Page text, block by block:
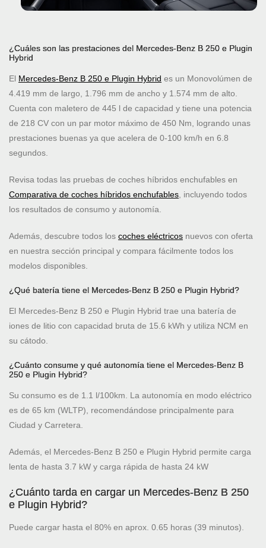
¿Cuáles son las prestaciones del Mercedes-Benz B 250 e Plugin
Hybrid
El Mercedes-Benz B 250 e Plugin Hybrid es un Monovolúmen de
4.419 mm de largo, 1.796 mm de ancho y 1.574 mm de alto.
Cuenta con maletero de 445 l de capacidad y tiene una potencia
de 218 CV con un par motor máximo de 450 Nm, logrando unas
prestaciones buenas ya que acelera de 0-100 km/h en 6.8
segundos.
Revisa todas las pruebas de coches híbridos enchufables en
Comparativa de coches híbridos enchufables , incluyendo todos
los resultados de consumo y autonomía.
Además, descubre todos los coches eléctricos nuevos con oferta
en nuestra sección principal y compara fácilmente todos los
modelos disponibles.
¿Qué batería tiene el Mercedes-Benz B 250 e Plugin Hybrid?
El Mercedes-Benz B 250 e Plugin Hybrid trae una batería de
iones de litio con capacidad bruta de 15.6 kWh y utiliza NCM en
su cátodo.
¿Cuánto consume y qué autonomía tiene el Mercedes-Benz B
250 e Plugin Hybrid?
Su consumo es de 1.1 l/100km. La autonomía en modo eléctrico
es de 65 km (WLTP), recomendándose principalmente para
Ciudad y Carretera.
Además, el Mercedes-Benz B 250 e Plugin Hybrid permite carga
lenta de hasta 3.7 kW y carga rápida de hasta 24 kW
¿Cuánto tarda en cargar un Mercedes-Benz B 250
e Plugin Hybrid?
Puede cargar hasta el 80% en aprox. 0.65 horas (39 minutos).